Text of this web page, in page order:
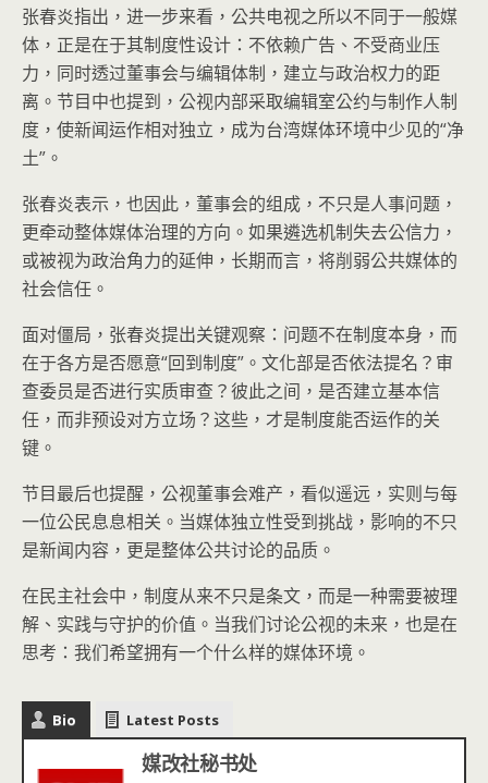
张春炎指出，进一步来看，公共电视之所以不同于一般媒
体，正是在于其制度性设计：不依赖广告、不受商业压
力，同时透过董事会与编辑体制，建立与政治权力的距
离。节目中也提到，公视内部采取编辑室公约与制作人制
度，使新闻运作相对独立，成为台湾媒体环境中少见的“净
土”。
张春炎表示，也因此，董事会的组成，不只是人事问题，
更牵动整体媒体治理的方向。如果遴选机制失去公信力，
或被视为政治角力的延伸，长期而言，将削弱公共媒体的
社会信任。
面对僵局，张春炎提出关键观察：问题不在制度本身，而
在于各方是否愿意“回到制度”。文化部是否依法提名？审
查委员是否进行实质审查？彼此之间，是否建立基本信
任，而非预设对方立场？这些，才是制度能否运作的关
键。
节目最后也提醒，公视董事会难产，看似遥远，实则与每
一位公民息息相关。当媒体独立性受到挑战，影响的不只
是新闻内容，更是整体公共讨论的品质。
在民主社会中，制度从来不只是条文，而是一种需要被理
解、实践与守护的价值。当我们讨论公视的未来，也是在
思考：我们希望拥有一个什么样的媒体环境。
Bio Latest Posts
媒改社秘书处